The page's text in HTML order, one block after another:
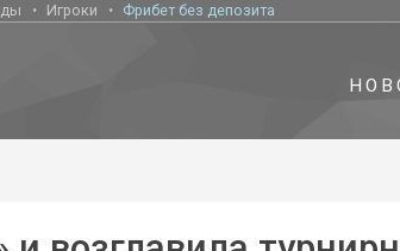
Игроки Фрибет без депозита